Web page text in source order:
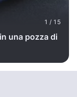
una pozza di